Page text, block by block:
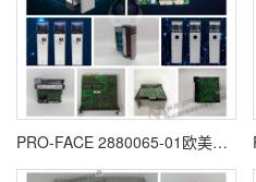
PRO-FACE 2880065-01欧美进口 质保一年